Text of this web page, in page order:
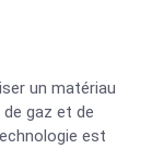
un matériau
gaz et de
est